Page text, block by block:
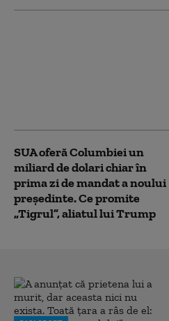
SUA oferă Columbiei un
miliard de dolari chiar în
prima zi de mandat a noului
președinte. Ce promite
„Tigrul”, aliatul lui Trump